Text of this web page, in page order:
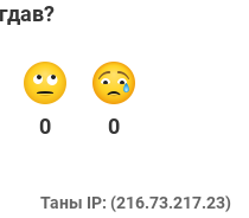
0 0
Таны IP: (216.73.217.23)